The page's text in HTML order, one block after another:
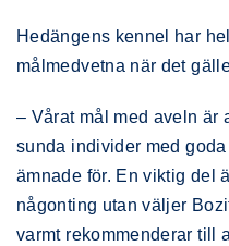
Hedängens kennel har
målmedvetna när det
– Vårat mål med aveln är
sunda individer med
ämnade för. En viktig del
någonting utan väljer
varmt rekommenderar till